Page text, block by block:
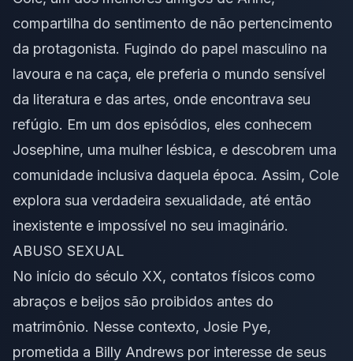
compartilha do sentimento de não pertencimento
da protagonista. Fugindo do papel masculino na
lavoura e na caça, ele preferia o mundo sensível
da literatura e das artes, onde encontrava seu
refúgio. Em um dos episódios, eles conhecem
Josephine, uma mulher lésbica, e descobrem uma
comunidade inclusiva daquela época. Assim, Cole
explora sua verdadeira sexualidade, até então
inexistente e impossível no seu imaginário.
ABUSO SEXUAL
No início do século XX, contatos físicos como
abraços e beijos são proibidos antes do
matrimônio. Nesse contexto, Josie Pye,
prometida a Billy Andrews por interesse de seus